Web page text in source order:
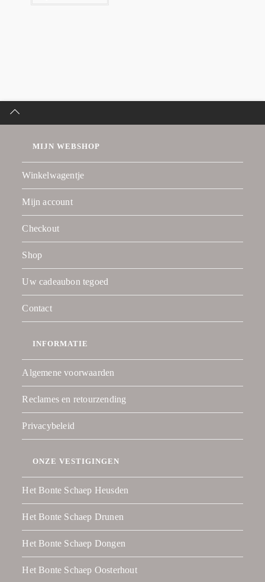
MIJN WEBSHOP
Winkelwagentje
Mijn account
Checkout
Shop
Uw cadeaubon tegoed
Contact
INFORMATIE
Algemene voorwaarden
Reclames en retourzending
Privacybeleid
ONZE VESTIGINGEN
Het Bonte Schaep Heusden
Het Bonte Schaep Drunen
Het Bonte Schaep Dongen
Het Bonte Schaep Oosterhout